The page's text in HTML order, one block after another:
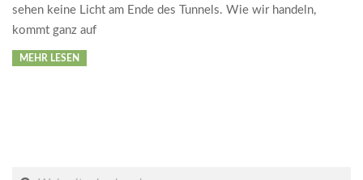
sehen keine Licht am Ende des Tunnels. Wie wir handeln,
kommt ganz auf
MEHR LESEN
Suche